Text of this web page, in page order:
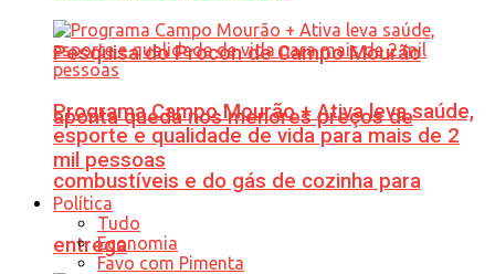
Pesquisa do Procon de Campo Mourão
aponta queda nos menores preços de
combustíveis e do gás de cozinha para
entrega
Programa Campo Mourão + Ativa leva saúde,
esporte e qualidade de vida para mais de 2
mil pessoas
Política
Tudo
Economia
Favo com Pimenta